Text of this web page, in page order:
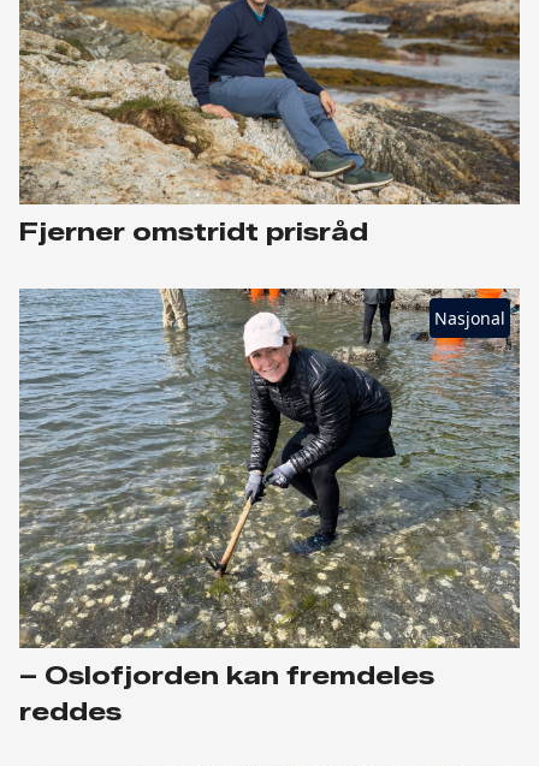
Fjerner omstridt prisråd
Nasjonal
– Oslofjorden kan fremdeles
reddes